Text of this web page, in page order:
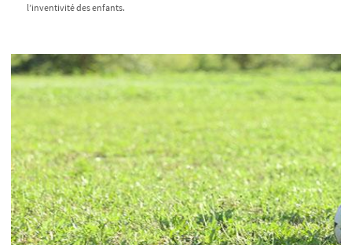
l’inventivité des enfants.